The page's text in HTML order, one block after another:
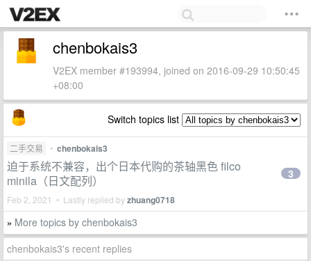
chenbokais3
V2EX member #193994, joined on 2016-09-29 10:50:45
+08:00
Switch topics list
二手交易 • chenbokais3
迫于系统不兼容，出个日本代购的茶轴黑色 filco
minila（日文配列）
Feb 2, 2021 • Lastly replied byzhuang0718
3
» More topics by chenbokais3
chenbokais3's recent replies